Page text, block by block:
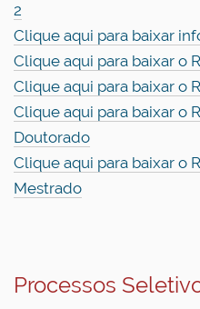
2
Clique aqui para baixar
Clique aqui para baixar o
Clique aqui para baixar o
Clique aqui para baixar o
Doutorado
Clique aqui para baixar o
Mestrado
Processos